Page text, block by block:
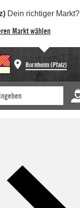
Dein richtiger Markt?
Markt wählen
Bornheim (Pfalz)